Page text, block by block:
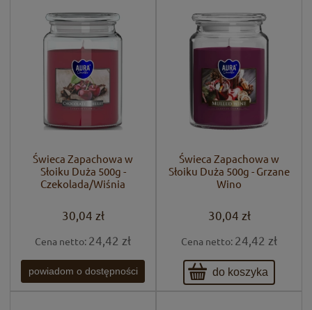
Świeca Zapachowa w
Słoiku Duża 500g -
Czekolada/Wiśnia
30,04 zł
Cena netto: 24,42 zł
powiadom o dostępności
Świeca Zapachowa w
Słoiku Duża 500g - Grzane
Wino
30,04 zł
Cena netto: 24,42 zł
do koszyka